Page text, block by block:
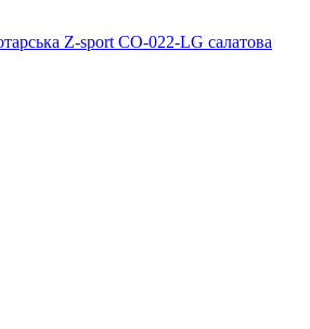
Z-sport CO-022-LG салатова